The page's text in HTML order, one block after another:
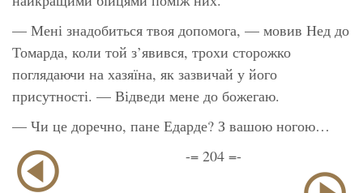
— Мені знадобиться твоя допомога, — мовив Нед до
Томарда, коли той з’явився, трохи сторожко
поглядаючи на хазяїна, як зазвичай у його
присутності. — Відведи мене до божегаю.
— Чи це доречно, пане Едарде? З вашою ногою…
-= 204 =-